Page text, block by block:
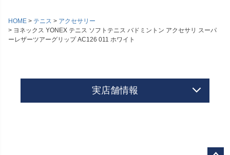
HOME テニス
アクセサリー
ヨネックス YONEX テニス ソフトテニス バドミントン アクセサリ スーパ
ーレザーツアーグリップ AC126 011 ホワイト
実店舗情報